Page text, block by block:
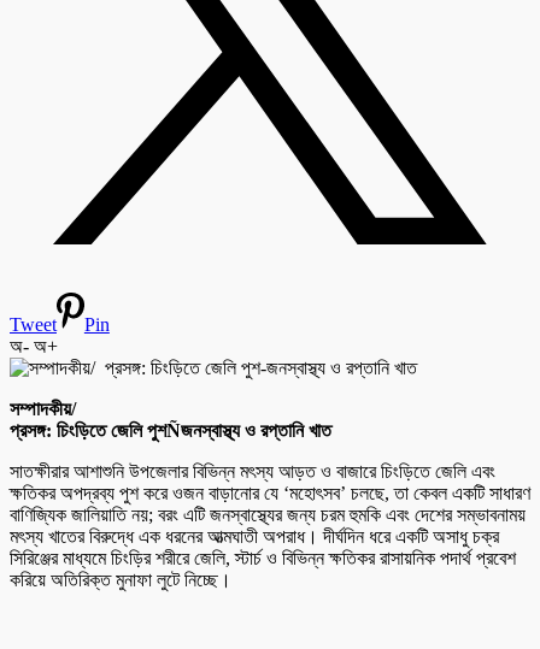
Tweet
Pin
অ- অ+
সম্পাদকীয়/
প্রসঙ্গ: চিংড়িতে জেলি পুশÑজনস্বাস্থ্য ও রপ্তানি খাত
সাতক্ষীরার আশাশুনি উপজেলার বিভিন্ন মৎস্য আড়ত ও বাজারে চিংড়িতে জেলি এবং
ক্ষতিকর অপদ্রব্য পুশ করে ওজন বাড়ানোর যে ‘মহোৎসব’ চলছে, তা কেবল একটি সাধারণ
বাণিজ্যিক জালিয়াতি নয়; বরং এটি জনস্বাস্থ্যের জন্য চরম হুমকি এবং দেশের সম্ভাবনাময়
মৎস্য খাতের বিরুদ্ধে এক ধরনের আত্মঘাতী অপরাধ। দীর্ঘদিন ধরে একটি অসাধু চক্র
সিরিঞ্জের মাধ্যমে চিংড়ির শরীরে জেলি, স্টার্চ ও বিভিন্ন ক্ষতিকর রাসায়নিক পদার্থ প্রবেশ
করিয়ে অতিরিক্ত মুনাফা লুটে নিচ্ছে।